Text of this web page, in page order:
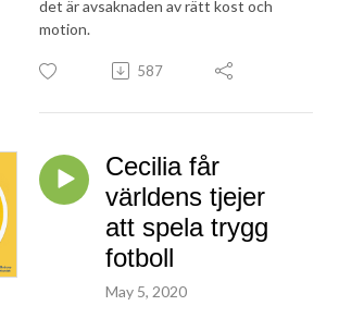
det är avsaknaden av rätt kost och
motion.
587
Cecilia får
världens tjejer
att spela trygg
fotboll
May 5, 2020